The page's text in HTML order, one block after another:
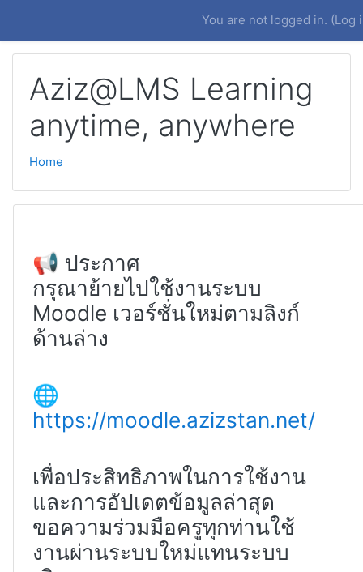
You are not logged in. (Log
Aziz@LMS Learning
anytime, anywhere
Home
📢 ประกาศ
กรุณาย้ายไปใช้งานระบบ
Moodle เวอร์ชั่นใหม่ตามลิงก์
ด้านล่าง
🌐
https://moodle.azizstan.net/
เพื่อประสิทธิภาพในการใช้งาน
และการอัปเดตข้อมูลล่าสุด
ขอความร่วมมือครูทุกท่านใช้
งานผ่านระบบใหม่แทนระบบ